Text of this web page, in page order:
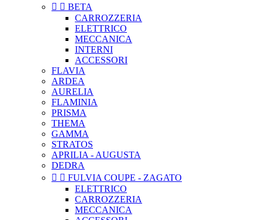
  BETA
CARROZZERIA
ELETTRICO
MECCANICA
INTERNI
ACCESSORI
FLAVIA
ARDEA
AURELIA
FLAMINIA
PRISMA
THEMA
GAMMA
STRATOS
APRILIA - AUGUSTA
DEDRA
  FULVIA COUPE - ZAGATO
ELETTRICO
CARROZZERIA
MECCANICA